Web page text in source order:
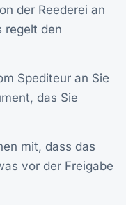
der Reederei an
regelt den
Spediteur an Sie
das Sie
mit, dass das
vor der Freigabe